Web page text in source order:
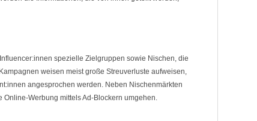
spezielle Zielgruppen sowie Nischen, die
weisen meist große Streuverluste aufweisen,
angesprochen werden. Neben Nischenmärkten
Werbung mittels Ad-Blockern umgehen.